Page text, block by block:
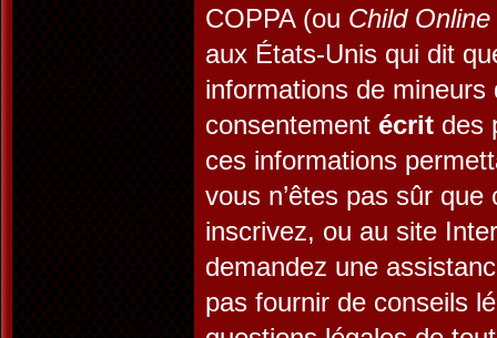
COPPA (ou Child
aux États-Unis qui dit
informations de
consentement écrit des
ces informations
vous n’êtes pas sûr
inscrivez, ou au site
demandez une
pas fournir de conseils